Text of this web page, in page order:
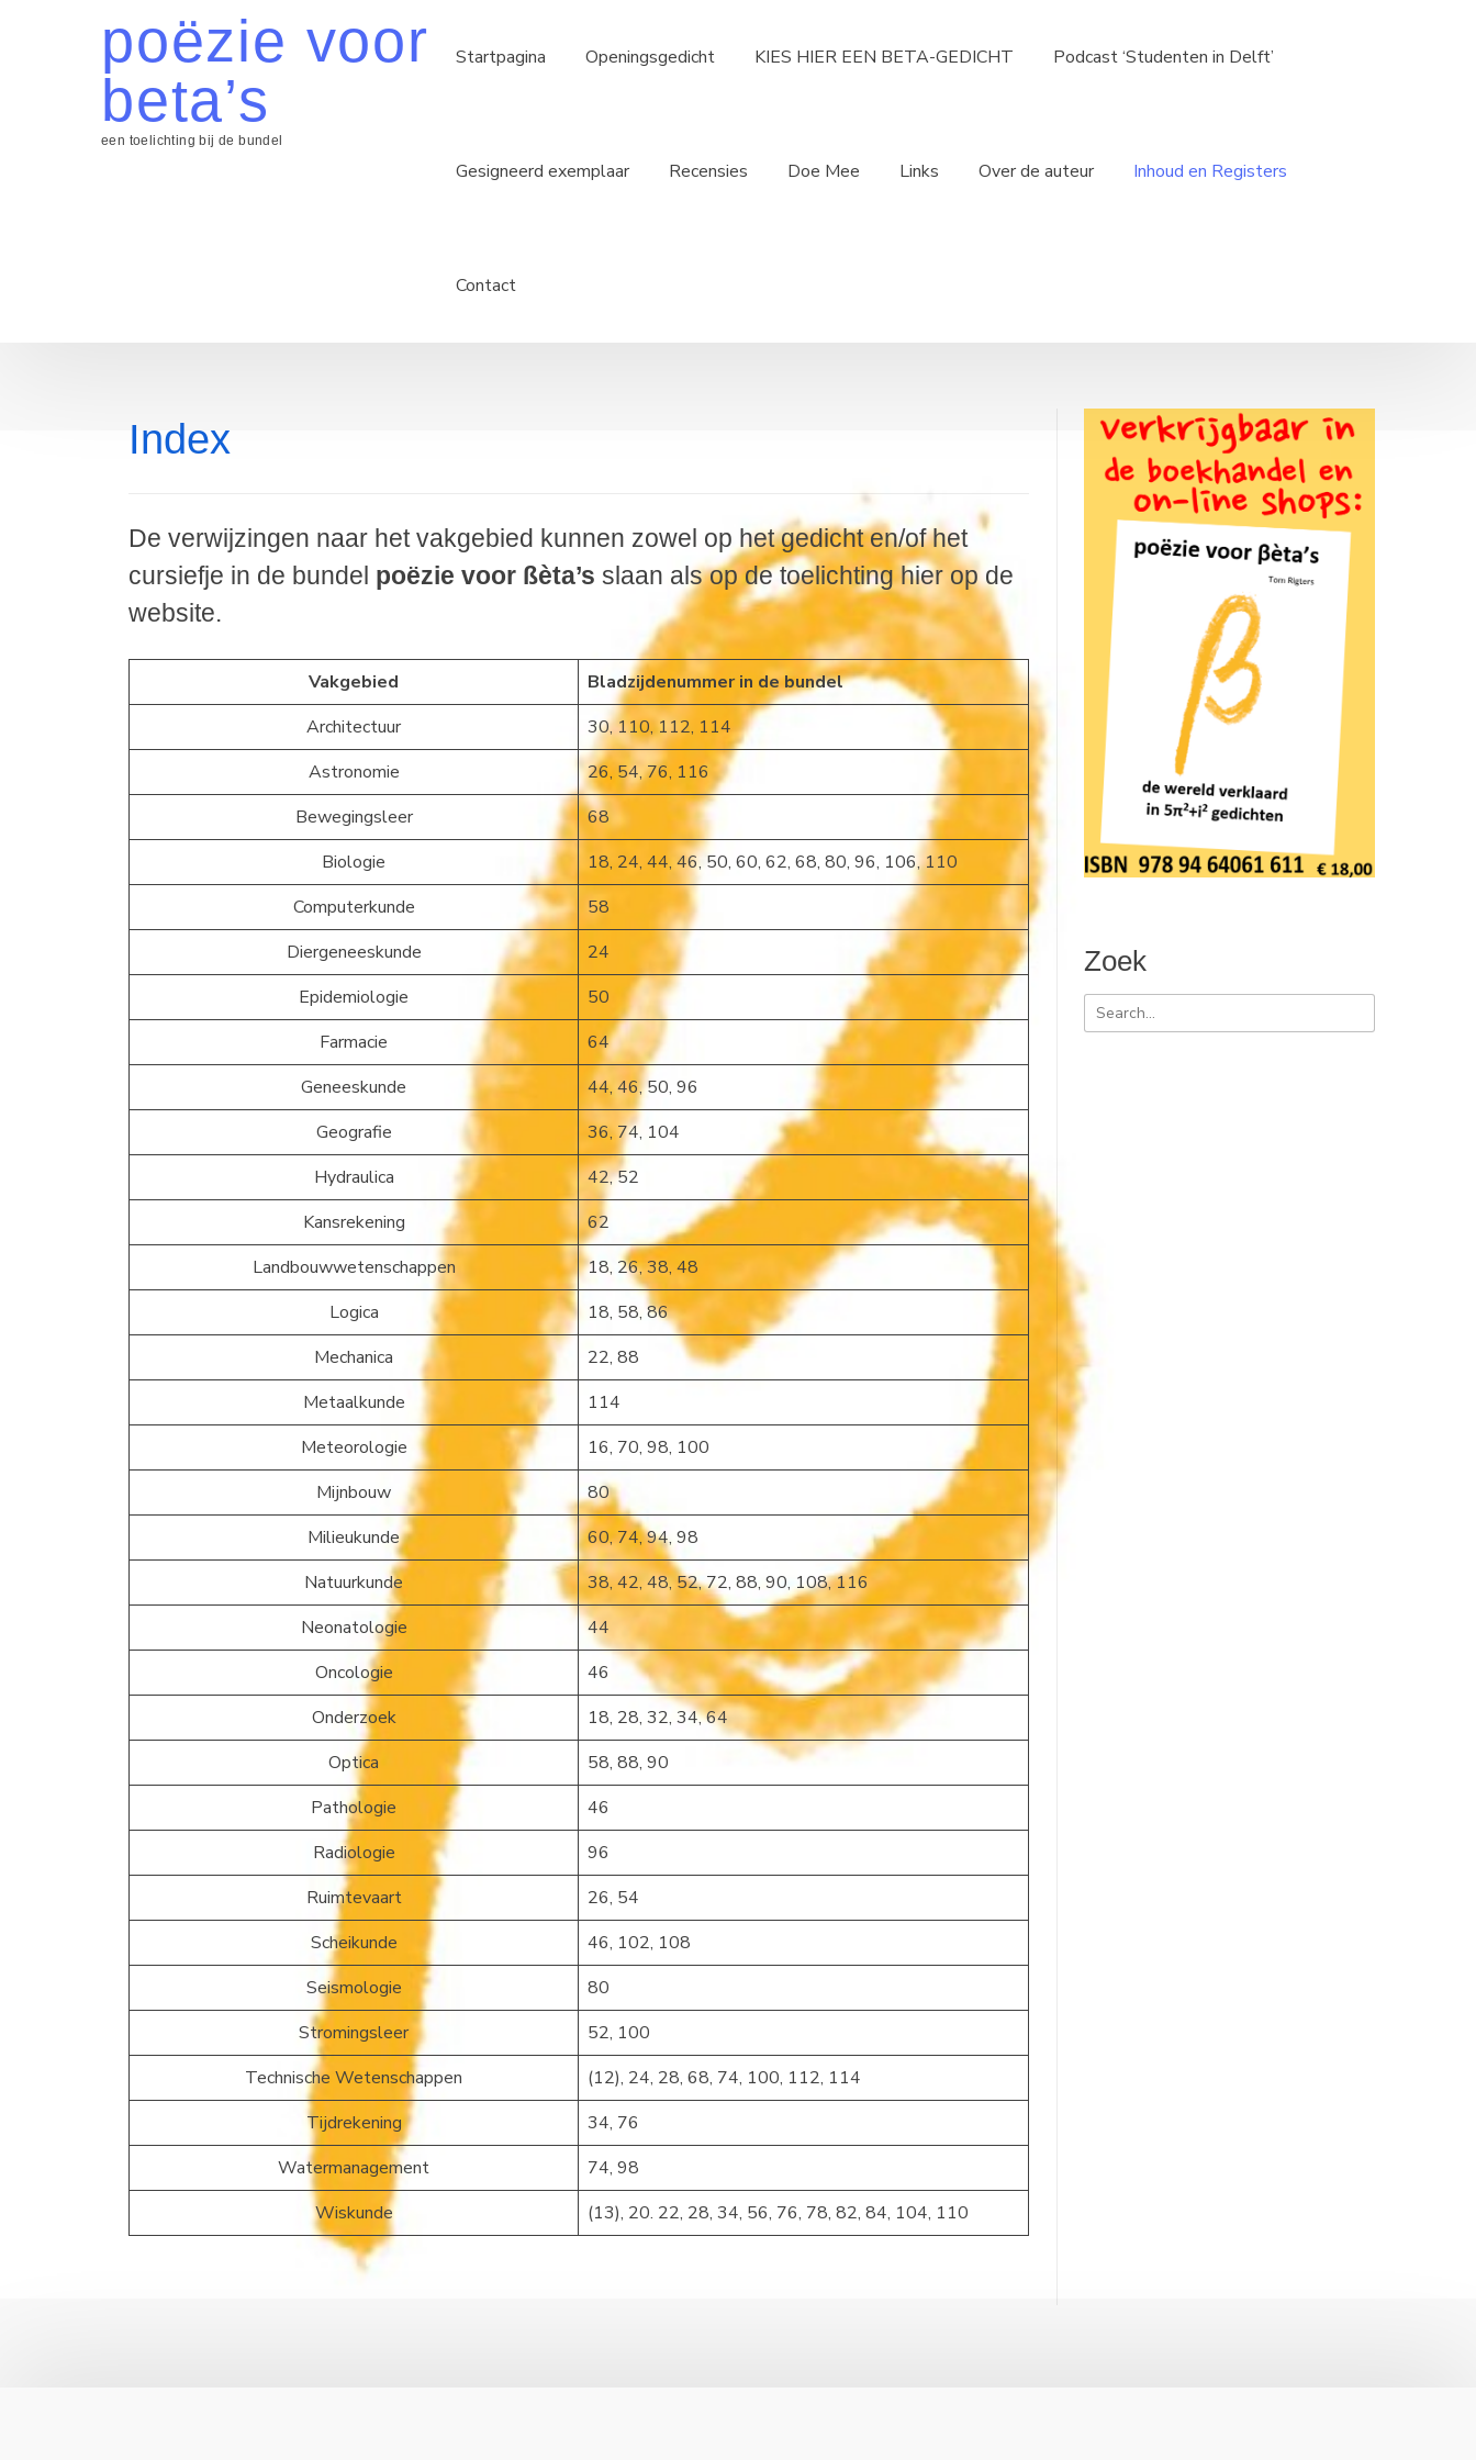
poëzie voor
beta’s
een toelichting bij de bundel
Startpagina Openingsgedicht KIES HIER EEN BETA-GEDICHT Podcast ‘Studenten in Delft’
Gesigneerd exemplaar Recensies Doe Mee Links Over de auteur Inhoud en Registers
Contact
Index
De verwijzingen naar het vakgebied kunnen zowel op het gedicht en/of het
cursiefje in de bundel poëzie voor ßèta’s slaan als op de toelichting hier op de
website.
Vakgebied
Bladzijdenummer in de bundel
Architectuur
30, 110, 112, 114
Astronomie
26, 54, 76, 116
Bewegingsleer
68
Biologie
18, 24, 44, 46, 50, 60, 62, 68, 80, 96, 106, 110
Computerkunde
58
Diergeneeskunde
24
Epidemiologie
50
Farmacie
64
Geneeskunde
44, 46, 50, 96
Geografie
36, 74, 104
Hydraulica
42, 52
Kansrekening
62
Landbouwwetenschappen
18, 26, 38, 48
Logica
18, 58, 86
Mechanica
22, 88
Metaalkunde
114
Meteorologie
16, 70, 98, 100
Mijnbouw
80
Milieukunde
60, 74, 94, 98
Natuurkunde
38, 42, 48, 52, 72, 88, 90, 108, 116
Neonatologie
44
Oncologie
46
Onderzoek
18, 28, 32, 34, 64
Optica
58, 88, 90
Pathologie
46
Radiologie
96
Ruimtevaart
26, 54
Scheikunde
46, 102, 108
Seismologie
80
Stromingsleer
52, 100
Technische Wetenschappen
(12), 24, 28, 68, 74, 100, 112, 114
Tijdrekening
34, 76
Watermanagement
74, 98
Wiskunde
(13), 20. 22, 28, 34, 56, 76, 78, 82, 84, 104, 110
Zoek